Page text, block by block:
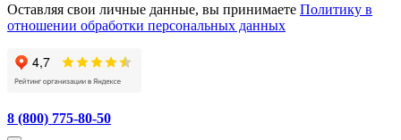
Оставляя свои личные данные, вы принимаете Политику в
отношении обработки персональных данных
8 (800) 775-80-50